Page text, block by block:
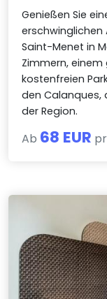
Genießen Sie
erschwinglichen
Saint-Menet in
Zimmern,
kostenfreien
den Calanques,
der Region.
Ab 68 EUR